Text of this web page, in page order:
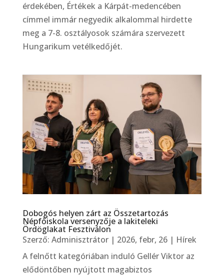
érdekében, Értékek a Kárpát-medencében
címmel immár negyedik alkalommal hirdette
meg a 7-8. osztályosok számára szervezett
Hungarikum vetélkedőjét.
Dobogós helyen zárt az Összetartozás
Népfőiskola versenyzője a lakiteleki
Ördöglakat Fesztiválon
Szerző: Adminisztrátor| 2026, febr, 26| Hírek
A felnőtt kategóriában induló Gellér Viktor az
elődöntőben nyújtott magabiztos